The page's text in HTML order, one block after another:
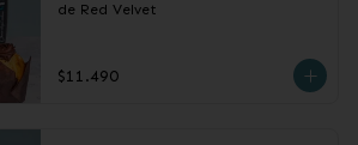
de Red Velvet
$11.490